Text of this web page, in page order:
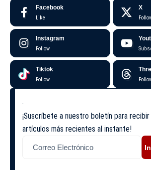
Facebook
Like
X
Instagram
Follow
Tiktok
Follow
¡Suscríbete a nuestro boletín para
artículos más recientes al instante!